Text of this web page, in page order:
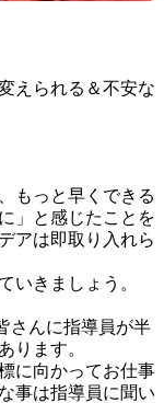
えられる＆不安な
もっと早くできる
」と感じたことを
アは即取り入れら
いきましょう。
さんに指導員が半
ります。
に向かってお仕事
事は指導員に聞い